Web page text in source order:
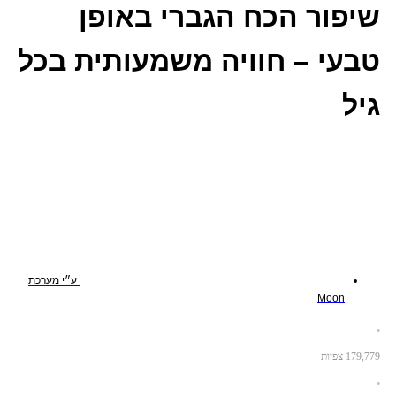
שיפור הכח הגברי באופן
טבעי – חוויה משמעותית בכל
גיל
ע״י מערכת
Moon
•
179,779 צפיות
•